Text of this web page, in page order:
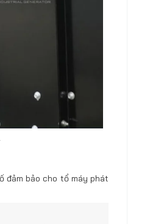
đảm bảo cho tổ máy phát